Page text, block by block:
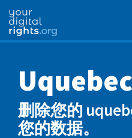
删除您的
您的数据。